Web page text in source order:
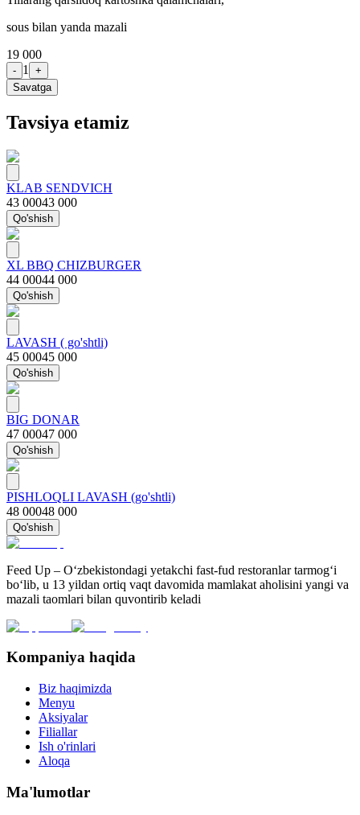
sous bilan yanda mazali
19 000
- 1
+
Savatga
Tavsiya etamiz
KLAB SENDVICH
43 00043 000
Qo'shish
XL BBQ CHIZBURGER
44 00044 000
Qo'shish
LAVASH ( go'shtli)
45 00045 000
Qo'shish
BIG DONAR
47 00047 000
Qo'shish
PISHLOQLI LAVASH (go'shtli)
48 00048 000
Qo'shish
Feed Up – O‘zbekistondagi yetakchi fast-fud restoranlar tarmog‘i
bo‘lib, u 13 yildan ortiq vaqt davomida mamlakat aholisini yangi va
mazali taomlari bilan quvontirib keladi
Kompaniya haqida
Biz haqimizda
Menyu
Aksiyalar
Filiallar
Ish o'rinlari
Aloqa
Ma'lumotlar